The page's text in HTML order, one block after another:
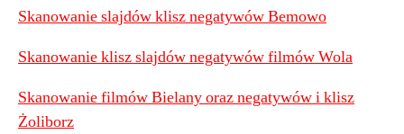
Skanowanie slajdów klisz negatywów Bemowo
Skanowanie klisz slajdów negatywów filmów Wola
Skanowanie filmów Bielany oraz negatywów i klisz
Żoliborz